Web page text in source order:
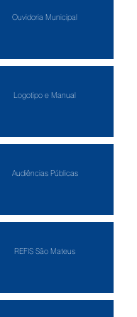
Ouvidoria Municipal
Logotipo e Manual
Audiências Públicas
REFIS São Mateus